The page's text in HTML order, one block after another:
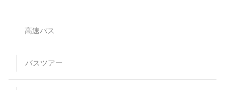
す。
【バスプランについて】
います。当日、集合場所にお越しなられても、お断りさせてい
乗車・下車場所は事前予約が必要です。（予約のない乗下車地
高速バス
バスツアー